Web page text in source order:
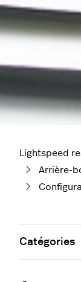
Lightspeed
Arrière-
Catégories